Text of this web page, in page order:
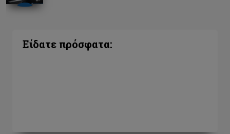
Είδατε πρόσφατα: